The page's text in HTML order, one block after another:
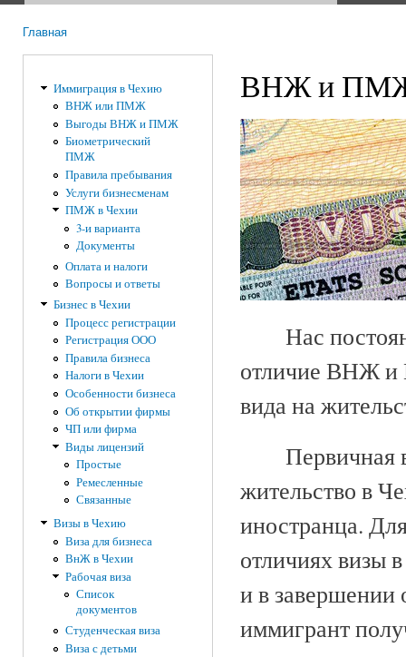
Главная
Иммиграция в Чехию
ВНЖ или ПМЖ
Выгоды ВНЖ и ПМЖ
Биометрический
ПМЖ
Правила пребывания
Услуги бизнесменам
ПМЖ в Чехии
3-и варианта
Документы
Оплата и налоги
Вопросы и ответы
Бизнес в Чехии
Процесс регистрации
Регистрация ООО
Правила бизнеса
Налоги в Чехии
Особенности бизнеса
Об открытии фирмы
ЧП или фирма
Виды лицензий
Простые
Ремесленные
Связанные
Визы в Чехию
Виза для бизнеса
ВнЖ в Чехии
Рабочая виза
Список
документов
Студенческая виза
Виза с детьми
ВНЖ и ПМЖ
Нас
отличие ВНЖ и
вида на
Первичная
жительство в
иностранца.
отличиях визы
и в завершении
иммигрант